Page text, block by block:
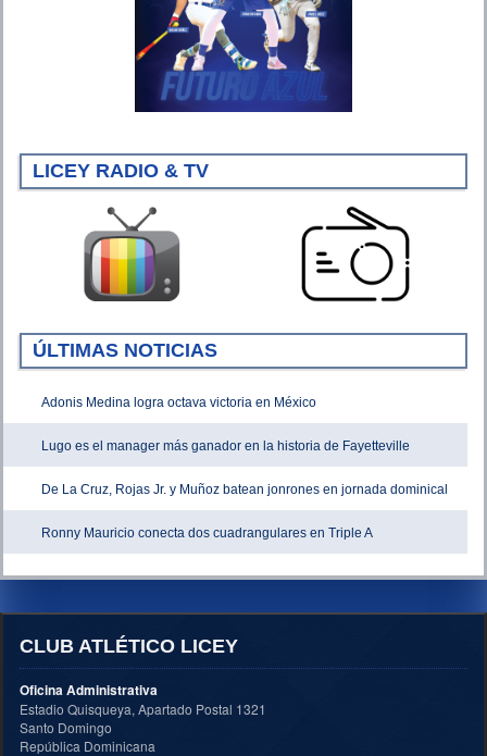
LICEY RADIO & TV
ÚLTIMAS NOTICIAS
Adonis Medina logra octava victoria en México
Lugo es el manager más ganador en la historia de Fayetteville
De La Cruz, Rojas Jr. y Muñoz batean jonrones en jornada dominical
Ronny Mauricio conecta dos cuadrangulares en Triple A
CLUB ATLÉTICO LICEY
Oficina Administrativa
Estadio Quisqueya, Apartado Postal 1321
Santo Domingo
República Dominicana